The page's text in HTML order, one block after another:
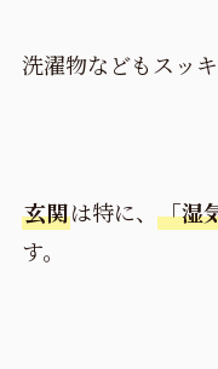
洗濯物などもスッ
玄関は特に、 「湿
す。